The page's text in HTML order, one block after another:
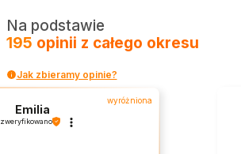
Na podstawie
195 opinii z całego okresu
Jak zbieramy opinie?
wyróżniona
Emilia
zweryfikowano